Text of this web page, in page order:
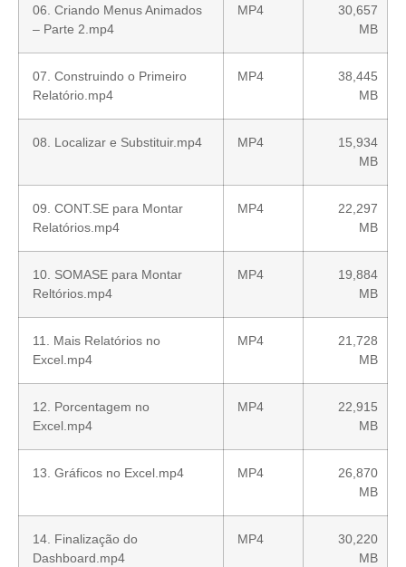
06. Criando Menus Animados
– Parte 2.mp4
MP4
30,657
MB
07. Construindo o Primeiro
Relatório.mp4
MP4
38,445
MB
08. Localizar e Substituir.mp4 MP4
15,934
MB
09. CONT.SE para Montar
Relatórios.mp4
MP4
22,297
MB
10. SOMASE para Montar
Reltórios.mp4
MP4
19,884
MB
11. Mais Relatórios no
Excel.mp4
MP4
21,728
MB
12. Porcentagem no
Excel.mp4
MP4
22,915
MB
13. Gráficos no Excel.mp4 MP4
26,870
MB
14. Finalização do
Dashboard.mp4
MP4
30,220
MB